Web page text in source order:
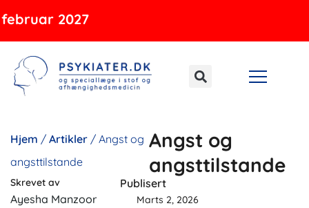
Gå
indholdet
2027
Hjem / Artikler / Angst og
angsttilstande
Angst og
angsttilstande
Skrevet av
Ayesha Manzoor
Publisert
Marts 2, 2026